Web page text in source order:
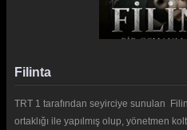
GENÇLİK
DİZİ HABERLERİ
Filinta
TRT 1 tarafından seyirciye sunulan
ortaklığı ile yapılmış olup, yönetmen